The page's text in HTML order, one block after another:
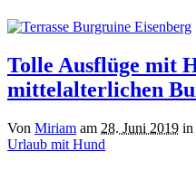
Tolle Ausflüge mit
mittelalterlichen
Von Miriam am 28. Juni 2019 in
Urlaub mit Hund